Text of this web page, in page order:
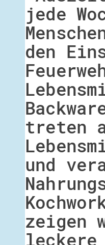
jede
den
treten
und
zeigen
leckere